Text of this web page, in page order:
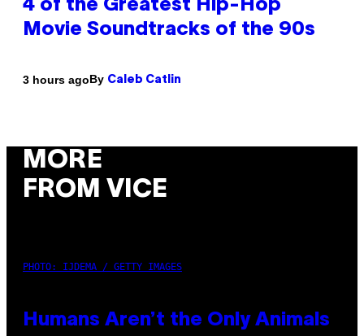
4 of the Greatest Hip-Hop
Movie Soundtracks of the 90s
3 hours agoBy Caleb Catlin
MORE
FROM VICE
PHOTO: IJDEMA / GETTY IMAGES
Humans Aren’t the Only Animals